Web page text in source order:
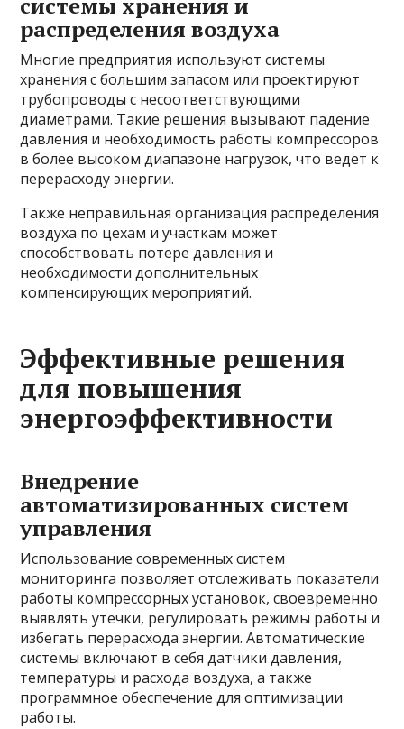
распределения воздуха
Многие предприятия используют системы
хранения с большим запасом или проектируют
трубопроводы с несоответствующими
диаметрами. Такие решения вызывают падение
давления и необходимость работы компрессоров
в более высоком диапазоне нагрузок, что ведет к
перерасходу энергии.
Также неправильная организация распределения
воздуха по цехам и участкам может
способствовать потере давления и
необходимости дополнительных
компенсирующих мероприятий.
Эффективные решения
для повышения
энергоэффективности
Внедрение
автоматизированных систем
управления
Использование современных систем
мониторинга позволяет отслеживать показатели
работы компрессорных установок, своевременно
выявлять утечки, регулировать режимы работы и
избегать перерасхода энергии. Автоматические
системы включают в себя датчики давления,
температуры и расхода воздуха, а также
программное обеспечение для оптимизации
работы.